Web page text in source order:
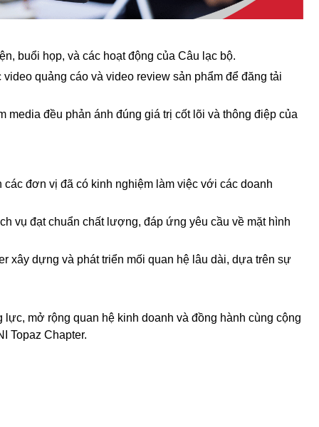
buổi họp, và các hoạt động của Câu lạc bộ.
video quảng cáo và video review sản phẩm để đăng tải
media đều phản ánh đúng giá trị cốt lõi và thông điệp của
các đơn vị đã có kinh nghiệm làm việc với các doanh
vụ đạt chuẩn chất lượng, đáp ứng yêu cầu về mặt hình
xây dựng và phát triển mối quan hệ lâu dài, dựa trên sự
mở rộng quan hệ kinh doanh và đồng hành cùng cộng
Topaz Chapter.